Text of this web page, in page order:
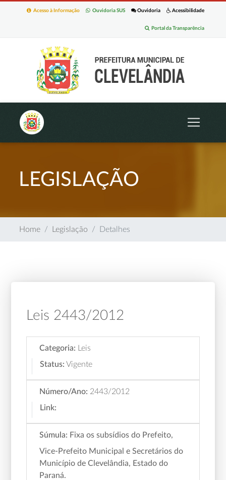
Acessibilidade
Ouvidoria
Ouvidoria SUS
Acesso à Informação
Portal da Transparência
LEGISLAÇÃO
Home Legislação Detalhes
Leis 2443/2012
Categoria:
Leis
Status: Vigente
Número/Ano: 2443/2012
Link:
Súmula: Fixa os subsídios do Prefeito,
Vice-Prefeito Municipal e Secretários do
Município de Clevelândia, Estado do
Paraná.